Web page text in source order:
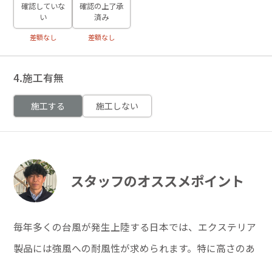
確認していな
い
差額なし
確認の上了承
済み
差額なし
4.施工有無
施工する 施工しない
スタッフのオススメポイント
毎年多くの台風が発生上陸する日本では、エクステリア
製品には強風への耐風性が求められます。特に高さのあ